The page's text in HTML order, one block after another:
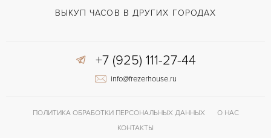
ВЫКУП ЧАСОВ В ДРУГИХ ГОРОДАХ
+7 (925) 111-27-44
info@frezerhouse.ru
ПОЛИТИКА ОБРАБОТКИ ПЕРСОНАЛЬНЫХ ДАННЫХ
О НАС
КОНТАКТЫ